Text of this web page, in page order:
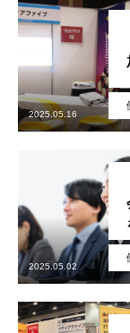
福岡オフィス
事業を知る
SES事業
ITアウトソーシン
IT人材育成事業
その他の事業
2025.05.16
2025.05.02